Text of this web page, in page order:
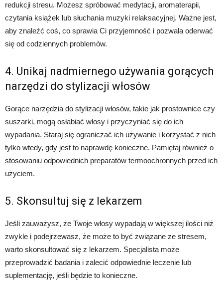
redukcji stresu. Możesz spróbować medytacji, aromaterapii,
czytania książek lub słuchania muzyki relaksacyjnej. Ważne jest,
aby znaleźć coś, co sprawia Ci przyjemność i pozwala oderwać
się od codziennych problemów.
4. Unikaj nadmiernego używania gorących
narzędzi do stylizacji włosów
Gorące narzędzia do stylizacji włosów, takie jak prostownice czy
suszarki, mogą osłabiać włosy i przyczyniać się do ich
wypadania. Staraj się ograniczać ich używanie i korzystać z nich
tylko wtedy, gdy jest to naprawdę konieczne. Pamiętaj również o
stosowaniu odpowiednich preparatów termoochronnych przed ich
użyciem.
5. Skonsultuj się z lekarzem
Jeśli zauważysz, że Twoje włosy wypadają w większej ilości niż
zwykle i podejrzewasz, że może to być związane ze stresem,
warto skonsultować się z lekarzem. Specjalista może
przeprowadzić badania i zalecić odpowiednie leczenie lub
suplementację, jeśli będzie to konieczne.